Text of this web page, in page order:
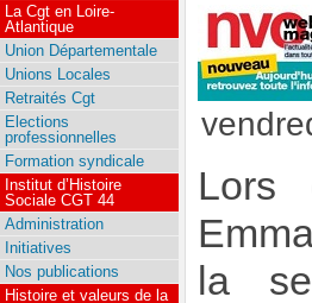
Lors
la
La Cgt en Loire-
Atlantique
Union Départementale
Unions Locales
Retraités Cgt
Elections
professionnelles
Formation syndicale
Institut d’Histoire
Sociale CGT 44
Administration
Initiatives
Nos publications
Histoire et valeurs de la